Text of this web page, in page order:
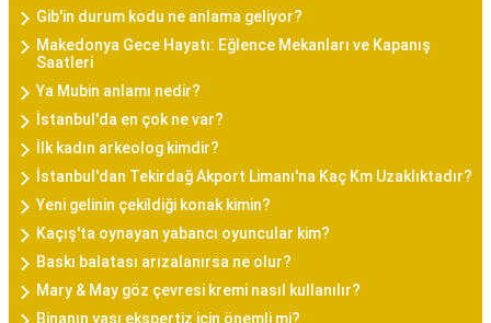
Gib'in durum kodu ne anlama geliyor?
Makedonya Gece Hayatı: Eğlence Mekanları ve Kapanış
Saatleri
Ya Mubin anlamı nedir?
İstanbul'da en çok ne var?
İlk kadın arkeolog kimdir?
İstanbul'dan Tekirdağ Akport Limanı'na Kaç Km Uzaklıktadır?
Yeni gelinin çekildiği konak kimin?
Kaçış'ta oynayan yabancı oyuncular kim?
Baskı balatası arızalanırsa ne olur?
Mary & May göz çevresi kremi nasıl kullanılır?
Binanın yaşı ekspertiz için önemli mi?